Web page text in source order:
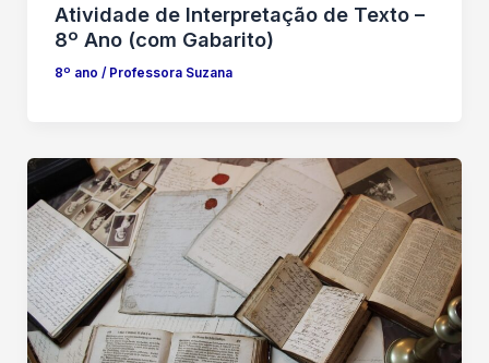
Atividade de Interpretação de Texto –
8º Ano (com Gabarito)
8º ano / Professora Suzana